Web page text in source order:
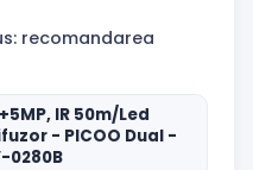
recomandarea
IR 50m/Led
- PICOO Dual -
0280B